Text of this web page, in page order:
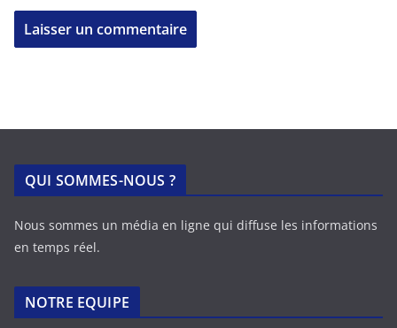
QUI SOMMES-NOUS ?
Nous sommes un média en ligne qui diffuse les informations
en temps réel.
NOTRE EQUIPE